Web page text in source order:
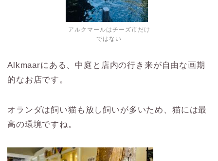
アルクマールはチーズ市だけ
ではない
Alkmaarにある、中庭と店内の行き来が自由な画期
的なお店です。
オランダは飼い猫も放し飼いが多いため、猫には最
高の環境ですね。